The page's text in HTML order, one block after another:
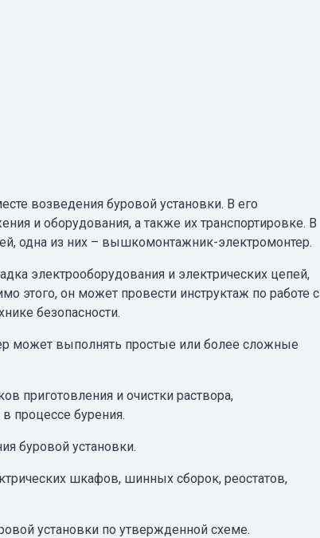
возведения буровой установки. В его
и оборудования, а также их транспортировке. В
одна из них – вышкомонтажник-электромонтер.
электрооборудования и электрических цепей,
этого, он может провести инструктаж по работе с
безопасности.
может выполнять простые или более сложные
приготовления и очистки раствора,
процессе бурения.
буровой установки.
шкафов, шинных сборок, реостатов,
установки по утвержденной схеме.